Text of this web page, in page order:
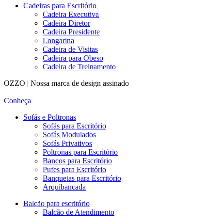
Cadeiras para Escritório
Cadeira Executiva
Cadeira Diretor
Cadeira Presidente
Longarina
Cadeira de Visitas
Cadeira para Obeso
Cadeira de Treinamento
OZZO | Nossa marca de design assinado
Conheça
Sofás e Poltronas
Sofás para Escritório
Sofás Modulados
Sofás Privativos
Poltronas para Escritório
Bancos para Escritório
Pufes para Escritório
Banquetas para Escritório
Arquibancada
Balcão para escritório
Balcão de Atendimento